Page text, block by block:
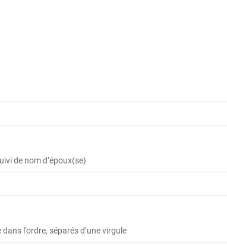
de nom d’époux(se)
l’ordre, séparés d’une virgule